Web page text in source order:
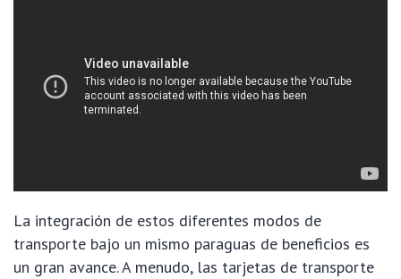
La integración de estos diferentes modos de
transporte bajo un mismo paraguas de beneficios es
un gran avance. A menudo, las tarjetas de transporte